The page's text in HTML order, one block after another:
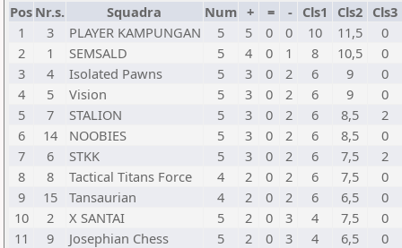
Pos Nr.s. Squadra Num + = - Cls1 Cls2 Cls3
1
3 PLAYER KAMPUNGAN 5 5 0 0 10 11,5
0
2
1 SEMSALD 5 4 0 1 8 10,5
0
3
4 Isolated Pawns 5 3 0 2 6 9
0
4
5 Vision 5 3 0 2 6 9
0
5
7 STALION 5 3 0 2 6 8,5
2
6
14 NOOBIES 5 3 0 2 6 8,5
0
7
6 STKK 5 3 0 2 6 7,5
2
8
8 Tactical Titans Force 4 2 0 2 6 7,5
0
9
15 Tansaurian 4 2 0 2 6 6,5
0
10
2 X SANTAI 5 2 0 3 4 7,5
0
11
9 Josephian Chess 5 2 0 3 4 6,5
0